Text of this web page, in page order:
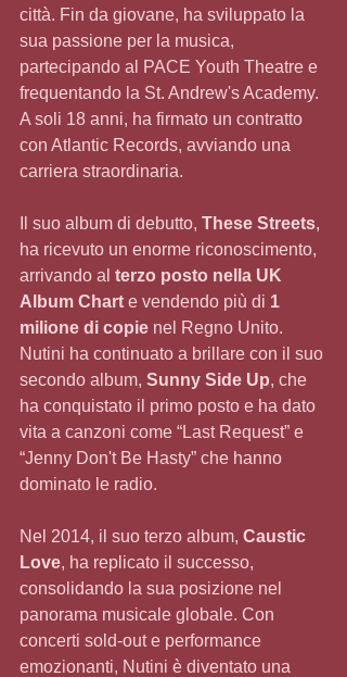
città. Fin da giovane, ha sviluppato la
sua passione per la musica,
partecipando al PACE Youth Theatre e
frequentando la St. Andrew's Academy.
A soli 18 anni, ha firmato un contratto
con Atlantic Records, avviando una
carriera straordinaria.
Il suo album di debutto, These Streets,
ha ricevuto un enorme riconoscimento,
arrivando al terzo posto nella UK
Album Chart e vendendo più di 1
milione di copie nel Regno Unito.
Nutini ha continuato a brillare con il suo
secondo album, Sunny Side Up, che
ha conquistato il primo posto e ha dato
vita a canzoni come “Last Request” e
“Jenny Don't Be Hasty” che hanno
dominato le radio.
Nel 2014, il suo terzo album, Caustic
Love, ha replicato il successo,
consolidando la sua posizione nel
panorama musicale globale. Con
concerti sold-out e performance
emozionanti, Nutini è diventato una